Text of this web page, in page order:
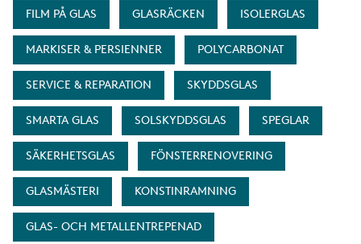
FILM PÅ GLAS GLASRÄCKEN ISOLERGLAS
MARKISER & PERSIENNER POLYCARBONAT
SERVICE & REPARATION SKYDDSGLAS
SMARTA GLAS SOLSKYDDSGLAS SPEGLAR
SÄKERHETSGLAS FÖNSTERRENOVERING
GLASMÄSTERI KONSTINRAMNING
GLAS- OCH METALLENTREPENAD